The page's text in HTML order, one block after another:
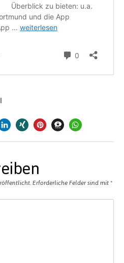
Erforderliche Felder sind mit *